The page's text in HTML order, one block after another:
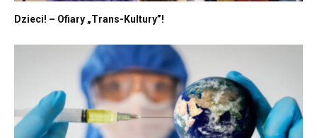
Dzieci! – Ofiary „Trans-Kultury”!